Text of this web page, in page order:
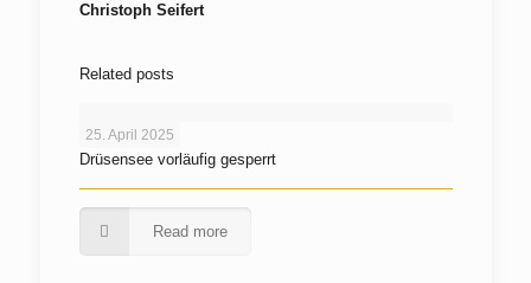
Christoph Seifert
Related posts
25. April 2025
Drüsensee vorläufig gesperrt
Read more